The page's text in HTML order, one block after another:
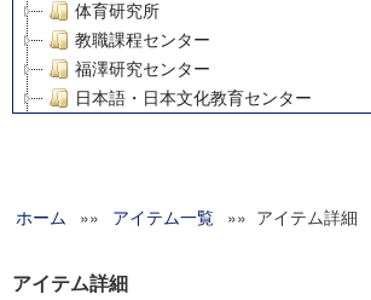
体育研究所
教職課程センター
福澤研究センター
日本語・日本文化教育センター
グローバルリサーチインスティテュート
科学研究費補助金研究成果報告書
ホーム »» アイテム一覧 »» アイテム詳細
アイテム詳細